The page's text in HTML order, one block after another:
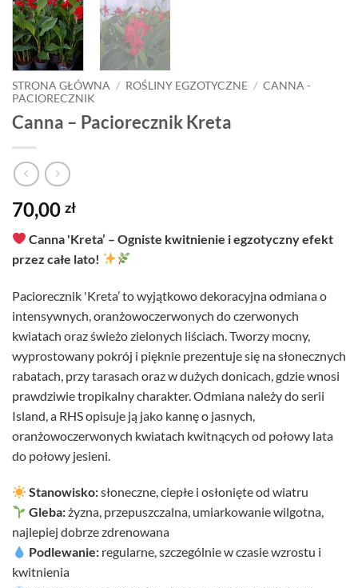
STRONA GŁÓWNA / ROŚLINY EGZOTYCZNE / CANNA -
PACIORECZNIK
Canna – Paciorecznik Kreta
70,00 zł
Canna 'Kreta’ – Ogniste kwitnienie i egzotyczny efekt
przez całe lato!
Paciorecznik 'Kreta’ to wyjątkowo dekoracyjna odmiana o
intensywnych, oranżowoczerwonych do czerwonych
kwiatach oraz świeżo zielonych liściach. Tworzy mocny,
wyprostowany pokrój i pięknie prezentuje się na słonecznych
rabatach, przy tarasach oraz w dużych donicach, gdzie wnosi
prawdziwie tropikalny charakter. Odmiana należy do serii
Island, a RHS opisuje ją jako kannę o jasnych,
oranżowoczerwonych kwiatach kwitnących od połowy lata
do połowy jesieni.
Stanowisko:słoneczne, ciepłe i osłonięte od wiatru
Gleba:żyzna, przepuszczalna, umiarkowanie wilgotna,
najlepiej dobrze zdrenowana
Podlewanie: regularne, szczególnie w czasie wzrostu i
kwitnienia